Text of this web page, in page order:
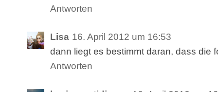
Antworten
Lisa 16. April 2012 um 16:53
dann liegt es bestimmt daran, dass die
Antworten